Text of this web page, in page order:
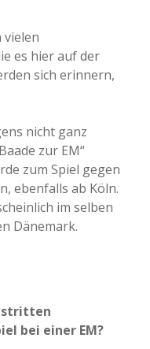
vielen
es hier auf der
sich erinnern,
nicht ganz
zur EM“
zum Spiel gegen
ebenfalls ab Köln.
im selben
Dänemark.
bei einer EM?